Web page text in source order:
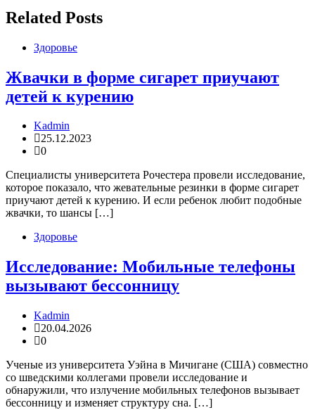
Related Posts
Здоровье
Жвачки в форме сигарет приучают
детей к курению
Kadmin
25.12.2023
0
Специалисты университета Рочестера провели исследование,
которое показало, что жевательные резинки в форме сигарет
приучают детей к курению. И если ребенок любит подобные
жвачки, то шансы […]
Здоровье
Исследование: Мобильные телефоны
вызывают бессонницу
Kadmin
20.04.2026
0
Ученые из университета Уэйна в Мичигане (США) совместно
со шведскими коллегами провели исследование и
обнаружили, что излучение мобильных телефонов вызывает
бессонницу и изменяет структуру сна. […]